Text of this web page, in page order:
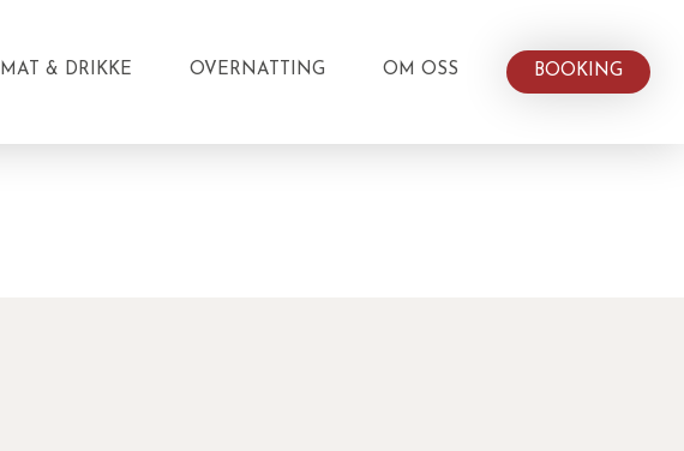
MAT & DRIKKE OVERNATTING OM OSS BOOKING